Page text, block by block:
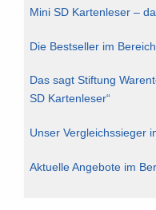
Mini SD Kartenleser –
Die Bestseller im
Das sagt Stiftung
SD Kartenleser“
Unser Vergleichssieger
Aktuelle Angebote im